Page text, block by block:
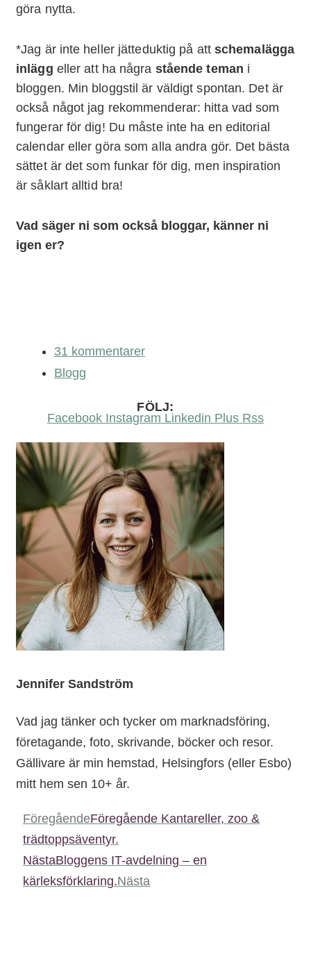
göra nytta.
*Jag är inte heller jätteduktig på att schemalägga
inlägg eller att ha några stående teman i
bloggen. Min bloggstil är väldigt spontan. Det är
också något jag rekommenderar: hitta vad som
fungerar för dig! Du måste inte ha en editorial
calendar eller göra som alla andra gör. Det bästa
sättet är det som funkar för dig, men inspiration
är såklart alltid bra!
Vad säger ni som också bloggar, känner ni
igen er?
31 kommentarer
Blogg
FÖLJ:
Facebook Instagram Linkedin Plus Rss
Jennifer Sandström
Vad jag tänker och tycker om marknadsföring,
företagande, foto, skrivande, böcker och resor.
Gällivare är min hemstad, Helsingfors (eller Esbo)
mitt hem sen 10+ år.
FöregåendeFöregående Kantareller, zoo &
trädtoppsäventyr.
NästaBloggens IT-avdelning – en
kärleksförklaring.Nästa